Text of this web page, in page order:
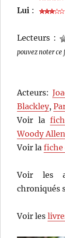
Lui :
Lecteurs :
pouvez noter ce
Acteurs:
Blackley,
Voir la
Woody Allen
Voir la
Voir les
chroniqués
Voir les